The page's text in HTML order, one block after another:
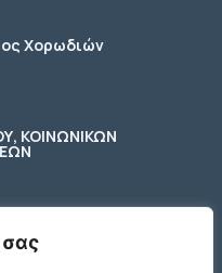
Χορωδιών
ΚΟΙΝΩΝΙΚΩΝ